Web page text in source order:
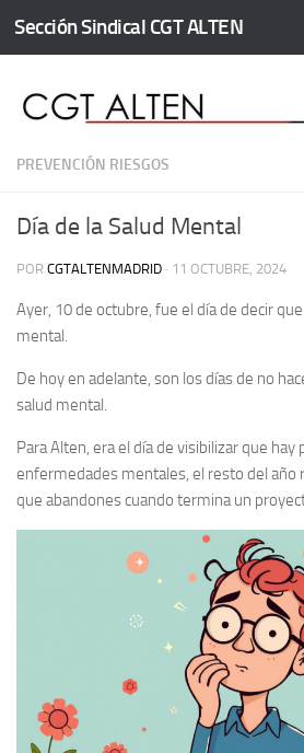
Saltar al contenido
Sección Sindical CGT ALTEN
PREVENCIÓN RIESGOS
Día de la Salud Mental
POR CGTALTENMADRID · 11 OCTUBRE, 2024
Ayer, 10 de octubre, fue el día de decir
mental.
De hoy en adelante, son los días de no
salud mental.
Para Alten, era el día de visibilizar que hay
enfermedades mentales, el resto del año
que abandones cuando termina un